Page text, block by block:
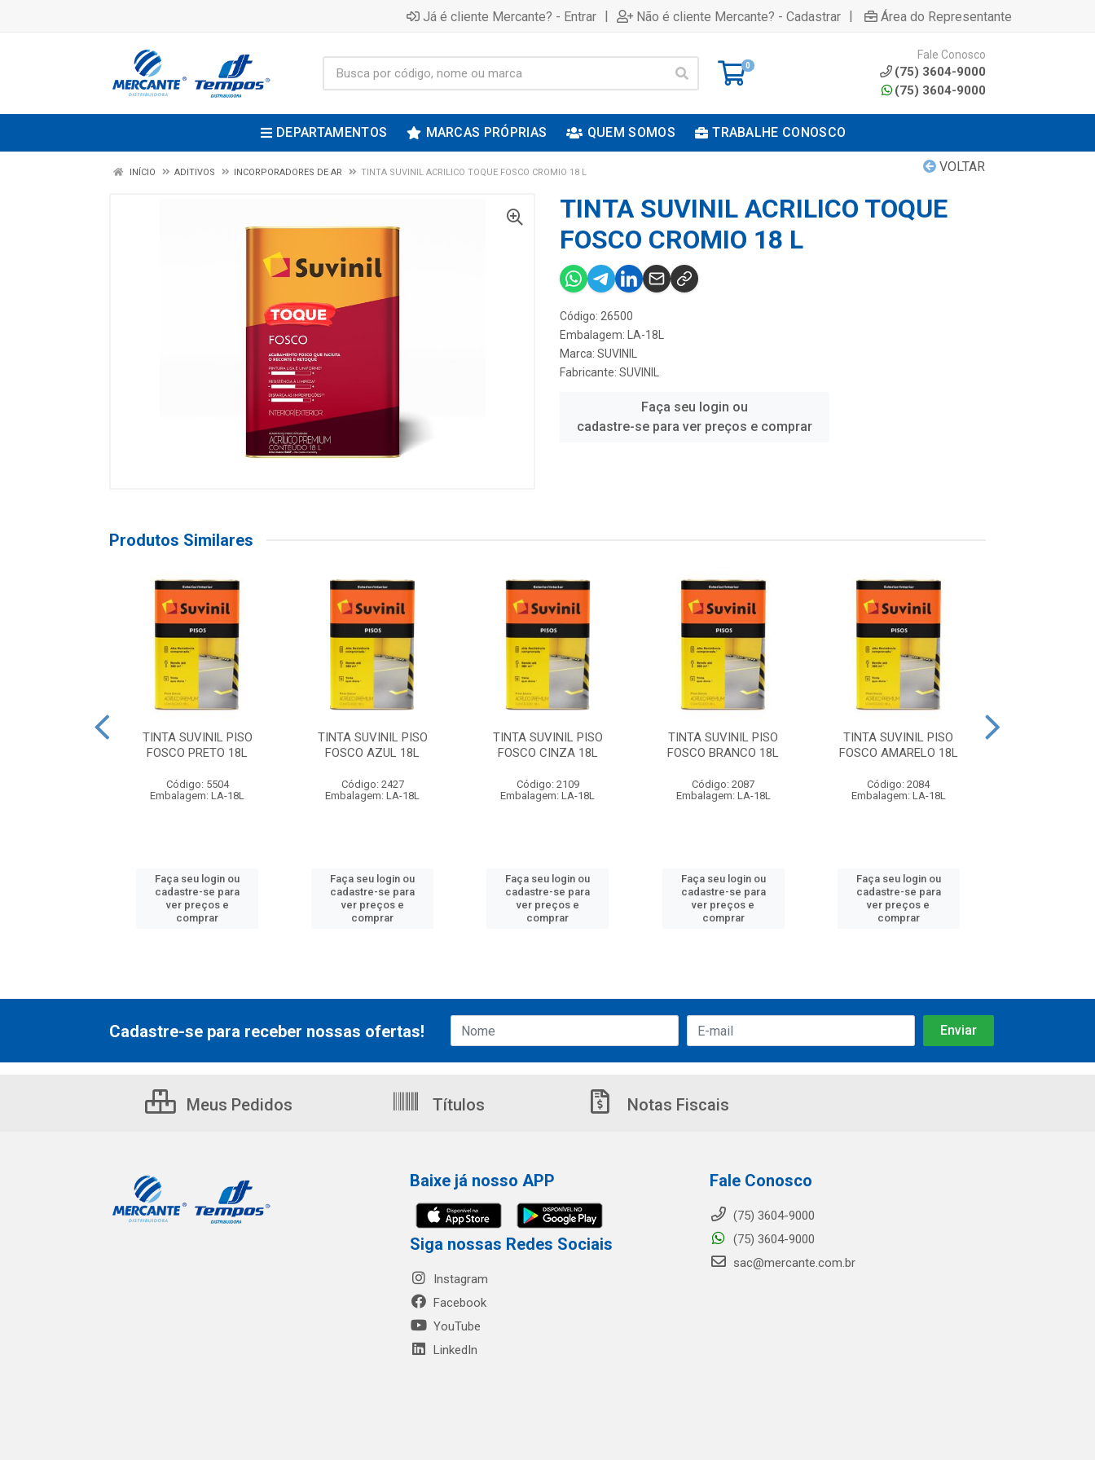
Já é cliente Mercante? - Entrar | Não é cliente Mercante? - Cadastrar | Área do Representante
0
Fale Conosco
(75) 3604-9000
(75) 3604-9000
DEPARTAMENTOS MARCAS PRÓPRIAS QUEM SOMOS TRABALHE CONOSCO
VOLTAR
INÍCIO ADITIVOS INCORPORADORES DE AR TINTA SUVINIL ACRILICO TOQUE FOSCO CROMIO 18 L
TINTA SUVINIL ACRILICO TOQUE
FOSCO CROMIO 18 L
Código: 26500
Embalagem: LA-18L
Marca: SUVINIL
Fabricante: SUVINIL
Faça seu login ou
cadastre-se para ver preços e comprar
Produtos Similares
TINTA SUVINIL PISO
FOSCO PRETO 18L
Código: 5504
Embalagem: LA-18L
Faça seu login ou
cadastre-se para
ver preços e
comprar
TINTA SUVINIL PISO
FOSCO AZUL 18L
Código: 2427
Embalagem: LA-18L
Faça seu login ou
cadastre-se para
ver preços e
comprar
TINTA SUVINIL PISO
FOSCO CINZA 18L
Código: 2109
Embalagem: LA-18L
Faça seu login ou
cadastre-se para
ver preços e
comprar
TINTA SUVINIL PISO
FOSCO BRANCO 18L
Código: 2087
Embalagem: LA-18L
Faça seu login ou
cadastre-se para
ver preços e
comprar
TINTA SUVINIL PISO
FOSCO AMARELO 18L
Código: 2084
Embalagem: LA-18L
Faça seu login ou
cadastre-se para
ver preços e
comprar
Cadastre-se para receber nossas ofertas!
Meus Pedidos Títulos Notas Fiscais
Baixe já nosso APP
Siga nossas Redes Sociais
Instagram
Facebook
YouTube
LinkedIn
Fale Conosco
(75) 3604-9000
(75) 3604-9000
sac@mercante.com.br